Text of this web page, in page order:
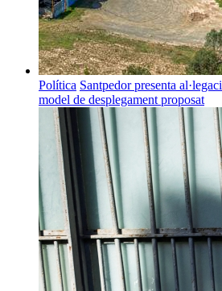
Política Santpedor presenta
model de desplegament proposat